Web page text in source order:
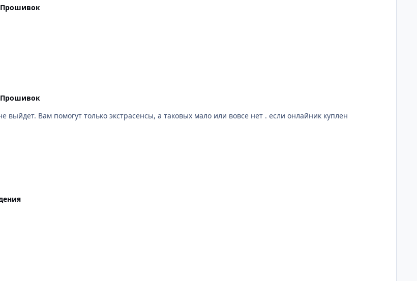
Прошивок
Прошивок
Вам помогут только экстрасенсы, а таковых мало или вовсе нет . если онлайник куплен